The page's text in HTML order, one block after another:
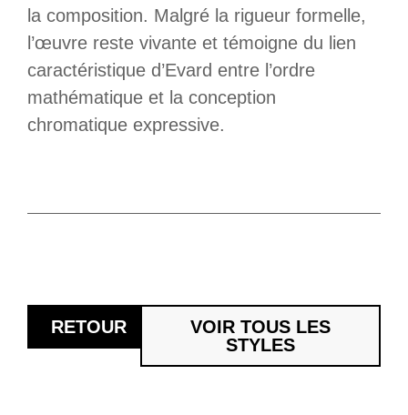
la composition. Malgré la rigueur formelle,
l’œuvre reste vivante et témoigne du lien
caractéristique d’Evard entre l’ordre
mathématique et la conception
chromatique expressive.
RETOUR
VOIR TOUS LES
STYLES